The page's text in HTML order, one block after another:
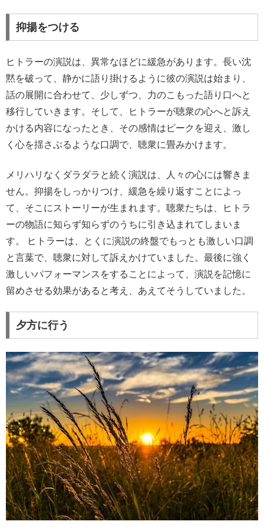
抑揚をつける
ヒトラーの演説は、異常なほどに緩急があります。長い沈
黙を破って、静かに語り掛けるように彼の演説は始まり、
話の展開に合わせて、少しずつ、力のこもった語り口へと
移行していきます。そして、ヒトラーが聴衆の心へと訴え
かける内容になったとき、その感情はピークを迎え、激し
く心を揺さぶるような口調で、聴衆に畳みかけます。
メリハリなくダラダラと続く演説は、人々の心には響きま
せん。抑揚をしっかりつけ、緩急を繰り返すことによっ
て、そこにストーリーが生まれます。聴衆たちは、ヒトラ
ーの物語に知らず知らずのうちに引き込まれてしまいま
す。 ヒトラーは、とくに演説の終盤でもっとも激しい口調
と言葉で、聴衆に対して訴えかけていました。最後に強く
激しいパフォーマンスをすることによって、演説を記憶に
留めさせる効果があると考え、あえてそうしていました。
夕方に行う